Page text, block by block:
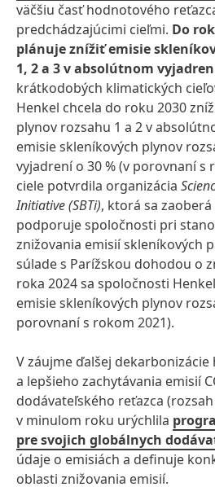
väčšiu časť hodnotového
predchádzajúcimi cieľmi. Do
plánuje znížiť emisie
1, 2 a 3 v absolútnom
krátkodobých klimatických
Henkel chcela do roku 2030
plynov rozsahu 1 a 2 v
emisie skleníkových plynov
vyjadrení o 30 % (v porovnaní s
ciele potvrdila organizácia
Initiative(SBTi), ktorá sa
podporuje spoločnosti pri
znižovania emisií skleníkových
súlade s Parížskou dohodou o
roka 2024 sa spoločnosti
emisie skleníkových plynov
porovnaní s rokom 2021).
V záujme ďalšej
a lepšieho zachytávania emisií
dodávateľského reťazca
v minulom roku urýchlila
pre svojich globálnych
údaje o emisiách a definuje
oblasti znižovania emisií.